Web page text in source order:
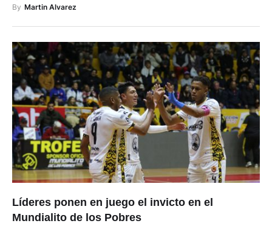
By Martin Alvarez
Líderes ponen en juego el invicto en el
Mundialito de los Pobres